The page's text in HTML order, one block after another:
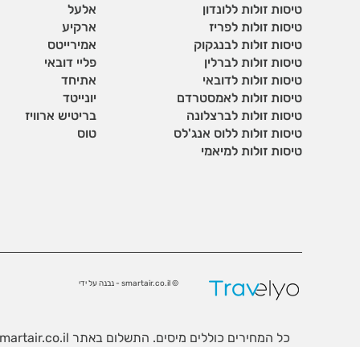
טיסות זולות ללונדון
טיסות זולות לפריז
טיסות זולות לבנגקוק
טיסות זולות לברלין
טיסות זולות לדובאי
טיסות זולות לאמסטרדם
טיסות זולות לברצלונה
טיסות זולות ללוס אנג'לס
טיסות זולות למיאמי
אלעל
ארקיע
אמירייטס
פליי דובאי
אתיחד
יונייטד
בריטיש ארוויז
טוס
© smartair.co.il - נבנה על ידי
כל המחירים כוללים מיסים. התשלום באתר Smartair.co.il נעשה באמצעות חברת קרדיט 2000 ומאובטח בפרוטוקולי האבטחה האמינים ביותר.